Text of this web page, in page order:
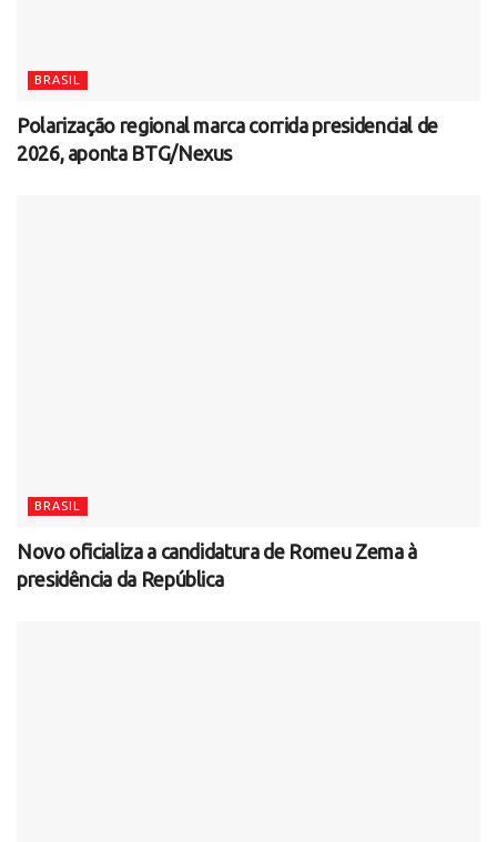
BRASIL
Polarização regional marca corrida presidencial de
2026, aponta BTG/Nexus
BRASIL
Novo oficializa a candidatura de Romeu Zema à
presidência da República